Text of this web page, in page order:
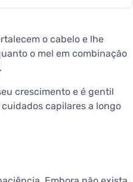
o cabelo e lhe
o mel em combinação
crescimento e é gentil
capilares a longo